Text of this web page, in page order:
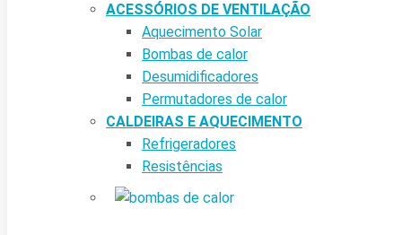
ACESSÓRIOS DE VENTILAÇÃO
Aquecimento Solar
Bombas de calor
Desumidificadores
Permutadores de calor
CALDEIRAS E AQUECIMENTO
Refrigeradores
Resistências